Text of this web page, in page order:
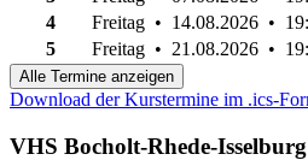
4
Freitag • 14.08.2026 •
5
Freitag • 21.08.2026 •
Alle Termine anzeigen
Download der Kurstermine im .ics-
VHS Bocholt-Rhede-Isselburg